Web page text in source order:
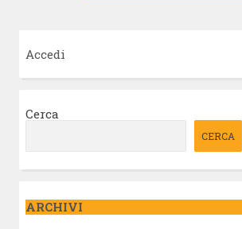
Accedi
Cerca
CERCA
ARCHIVI